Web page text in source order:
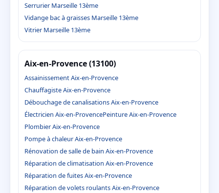
Serrurier Marseille 13ème
Vidange bac à graisses Marseille 13ème
Vitrier Marseille 13ème
Aix-en-Provence (13100)
Assainissement Aix-en-Provence
Chauffagiste Aix-en-Provence
Débouchage de canalisations Aix-en-Provence
Électricien Aix-en-ProvencePeinture Aix-en-Provence
Plombier Aix-en-Provence
Pompe à chaleur Aix-en-Provence
Rénovation de salle de bain Aix-en-Provence
Réparation de climatisation Aix-en-Provence
Réparation de fuites Aix-en-Provence
Réparation de volets roulants Aix-en-Provence